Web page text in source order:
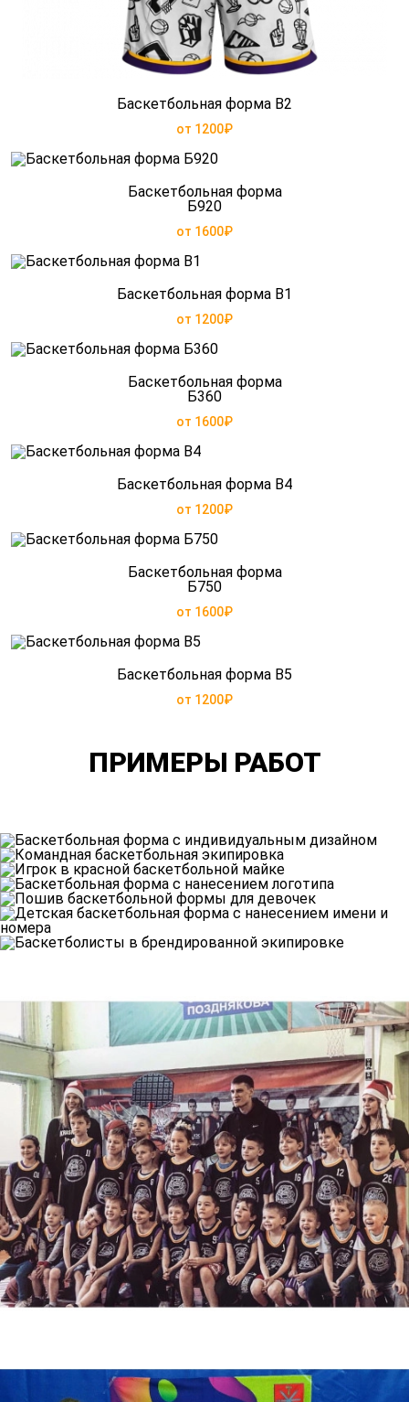
Баскетбольная форма B2
от 1200₽
Баскетбольная форма
Б920
от 1600₽
Баскетбольная форма B1
от 1200₽
Баскетбольная форма
Б360
от 1600₽
Баскетбольная форма B4
от 1200₽
Баскетбольная форма
Б750
от 1600₽
Баскетбольная форма B5
от 1200₽
ПРИМЕРЫ РАБОТ